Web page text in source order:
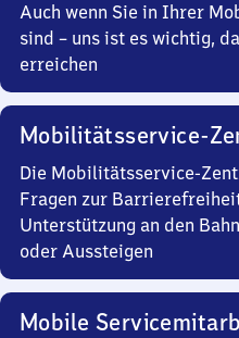
Auch wenn Sie in Ihrer
sind – uns ist es wichtig,
erreichen
Mobilitätsservice-
Die Mobilitätsservice-
Fragen zur
Unterstützung an den
oder Aussteigen
Mobile